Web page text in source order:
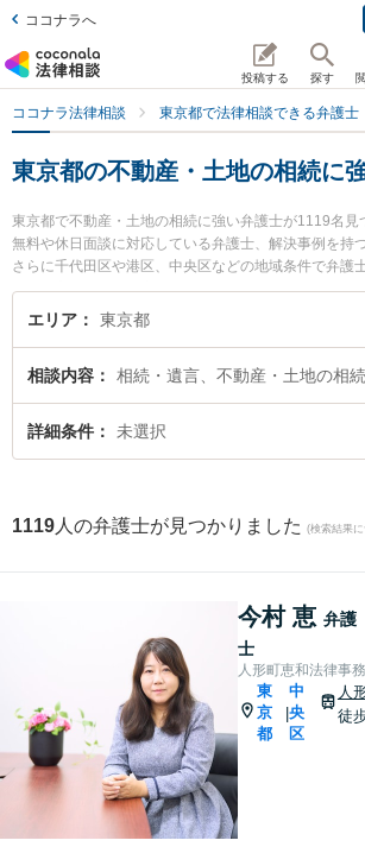
ココナラへ
投稿する 探す
ココナラ法律相談 東京都で法律相談できる弁護士
東京都の不動産・土地の相続に
東京都で不動産・土地の相続に強い弁護士が1119名見
無料や休日面談に対応している弁護士、解決事例を持
さらに千代田区や港区、中央区などの地域条件で弁護
続・遺言に関係する家族間の相続トラブルや認知症の
な分野での絞り込み検索もでき便利です。特に人形町
います。『東京都で土日や夜間に発生した不動産・土
すぐに弁護士に相談したい』『不動産・土地の相続の
な近くの弁護士を検索したい』『初回相談無料で不動
エリア 東京都
相談内容 相続・遺言、不動産・土地の相続
詳細条件 未選択
1119 人の弁護士が見つかりました (検索結果
今村 恵 弁護
士
人形町恵和法律事
東
京
都
|
中
央
区
人
徒